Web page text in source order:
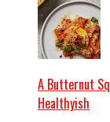
A Butternut
Healthyish